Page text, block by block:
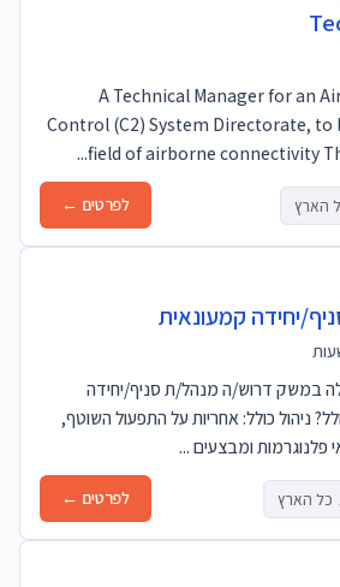
A Technical Manager for an
Control (C2) System Directorate, to
field of airborne connectivity
הארץ לפרטים ←
יחידה קמעונאית
במשק דרוש/ה מנהל/ת סניף/יחידה
ניהול כולל: אחריות על התפעול השוטף,
פלנוגרמות ומבצעים ...
כל הארץ לפרטים ←